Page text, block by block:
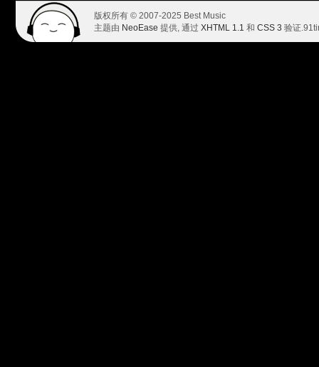
版权所有 © 2007-2025 Best Music
主题由 NeoEase 提供, 通过 XHTML 1.1 和 CSS 3 验证.